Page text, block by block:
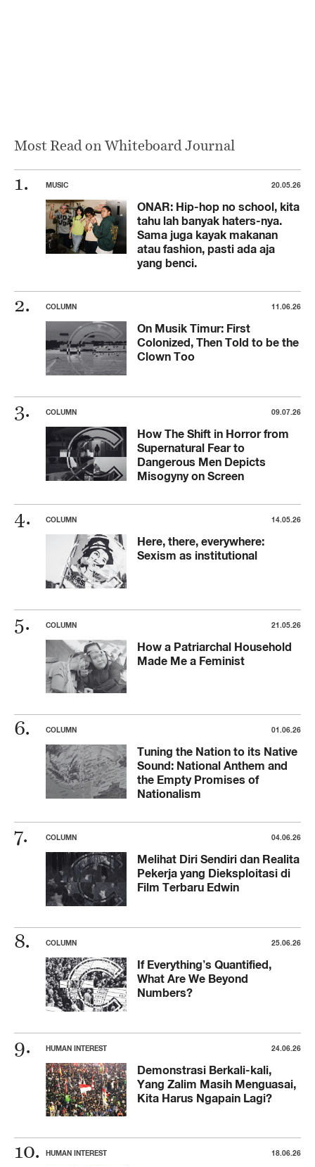
Most Read on Whiteboard Journal
MUSIC 20.05.26
ONAR: Hip-hop no school, kita
tahu lah banyak haters-nya.
Sama juga kayak makanan
atau fashion, pasti ada aja
yang benci.
COLUMN 11.06.26
On Musik Timur: First
Colonized, Then Told to be the
Clown Too
COLUMN 09.07.26
How The Shift in Horror from
Supernatural Fear to
Dangerous Men Depicts
Misogyny on Screen
COLUMN 14.05.26
Here, there, everywhere:
Sexism as institutional
COLUMN 21.05.26
How a Patriarchal Household
Made Me a Feminist
COLUMN 01.06.26
Tuning the Nation to its Native
Sound: National Anthem and
the Empty Promises of
Nationalism
COLUMN 04.06.26
Melihat Diri Sendiri dan Realita
Pekerja yang Dieksploitasi di
Film Terbaru Edwin
COLUMN 25.06.26
If Everything’s Quantified,
What Are We Beyond
Numbers?
HUMAN INTEREST 24.06.26
Demonstrasi Berkali-kali,
Yang Zalim Masih Menguasai,
Kita Harus Ngapain Lagi?
HUMAN INTEREST 18.06.26